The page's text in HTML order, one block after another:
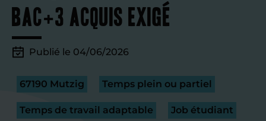
bac+3 acquis exigé
Publié le 04/06/2026
67190 Mutzig Temps plein ou partiel
Temps de travail adaptable Job étudiant